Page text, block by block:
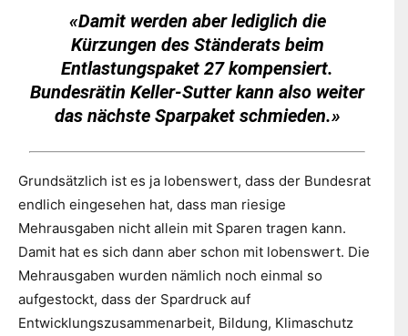
«Damit werden aber lediglich die
Kürzungen des Ständerats beim
Entlastungspaket 27 kompensiert.
Bundesrätin Keller-Sutter kann also weiter
das nächste Sparpaket schmieden.»
Grundsätzlich ist es ja lobenswert, dass der Bundesrat
endlich eingesehen hat, dass man riesige
Mehrausgaben nicht allein mit Sparen tragen kann.
Damit hat es sich dann aber schon mit lobenswert. Die
Mehrausgaben wurden nämlich noch einmal so
aufgestockt, dass der Spardruck auf
Entwicklungszusammenarbeit, Bildung, Klimaschutz